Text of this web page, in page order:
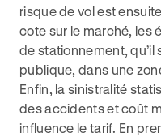
risque de vol est
cote sur le marché, les
de stationnement, qu’il
publique, dans une
Enfin, la sinistralité
des accidents et coût
influence le tarif. En